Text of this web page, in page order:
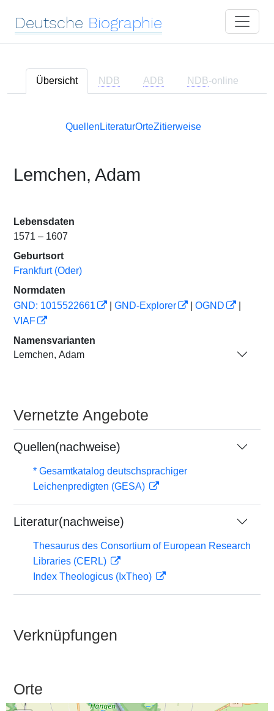
Deutsche Biographie
Übersicht NDB ADB NDB-online
Quellen LiteraturOrteZitierweise
Lemchen, Adam
Lebensdaten
1571 – 1607
Geburtsort
Frankfurt (Oder)
Normdaten
GND: 1015522661
GND-Explorer OGND
VIAF
Namensvarianten
Lemchen, Adam
Vernetzte Angebote
Quellen(nachweise)
* Gesamtkatalog deutschsprachiger
Leichenpredigten (GESA)
Literatur(nachweise)
Thesaurus des Consortium of European Research
Libraries (CERL)
Index Theologicus (IxTheo)
Verknüpfungen
Orte